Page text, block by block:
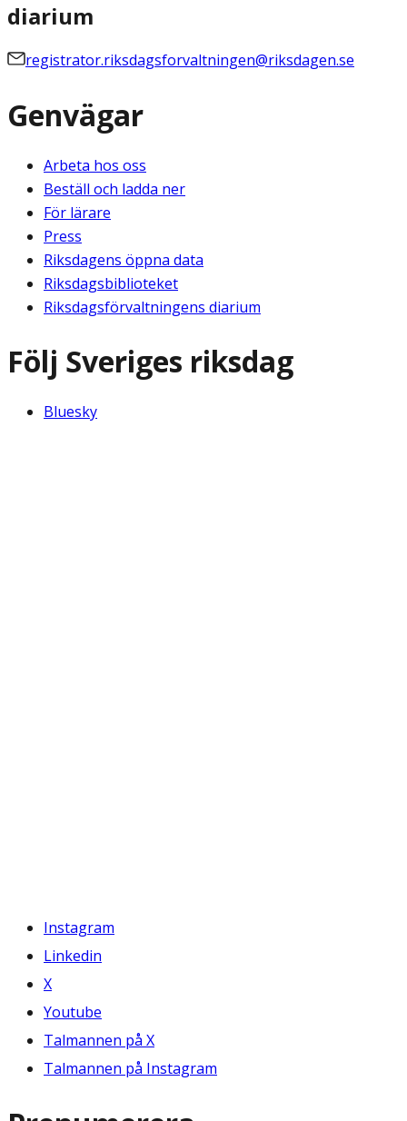
diarium
registrator.riksdagsforvaltningen@riksdagen.se
Genvägar
Arbeta hos oss
Beställ och ladda ner
För lärare
Press
Riksdagens öppna data
Riksdagsbiblioteket
Riksdagsförvaltningens diarium
Följ Sveriges riksdag
Bluesky
Instagram
Linkedin
X
Youtube
Talmannen på X
Talmannen på Instagram